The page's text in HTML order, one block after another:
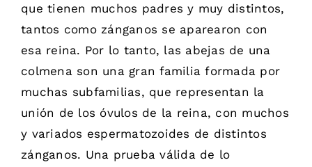
que tienen muchos padres y muy distintos,
tantos como zánganos se aparearon con
esa reina. Por lo tanto, las abejas de una
colmena son una gran familia formada por
muchas subfamilias, que representan la
unión de los óvulos de la reina, con muchos
y variados espermatozoides de distintos
zánganos. Una prueba válida de lo